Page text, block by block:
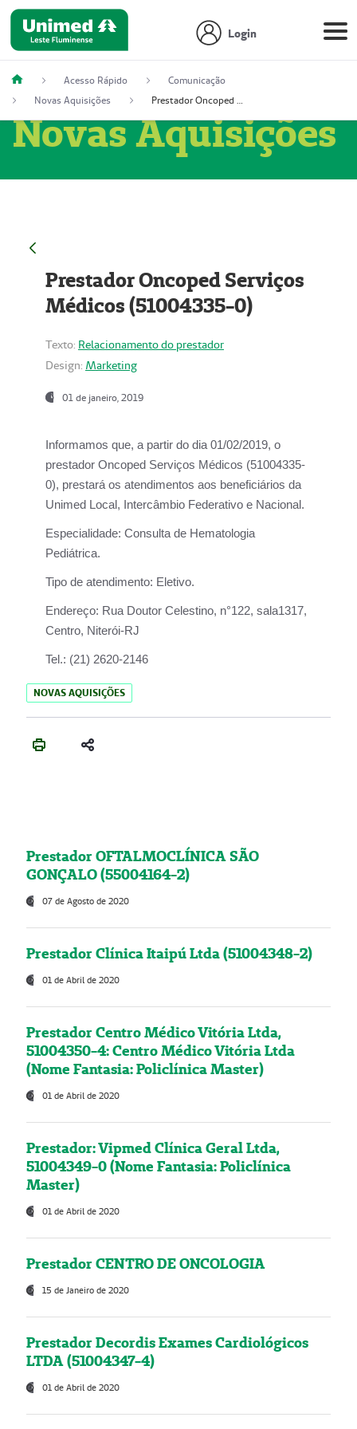
Login
Acesso Rápido
Comunicação
Novas Aquisições
Prestador Oncoped Serviços Médicos (51004335-0)
Novas Aquisições
Prestador Oncoped Serviços
Médicos (51004335-0)
Texto: Relacionamento do prestador
Design: Marketing
01 de janeiro, 2019
Informamos que, a partir do dia 01/02/2019, o
prestador Oncoped Serviços Médicos (51004335-
0), prestará os atendimentos aos beneficiários da
Unimed Local, Intercâmbio Federativo e Nacional.
Especialidade: Consulta de Hematologia
Pediátrica.
Tipo de atendimento: Eletivo.
Endereço: Rua Doutor Celestino, n°122, sala1317,
Centro, Niterói-RJ
Tel.: (21) 2620-2146
NOVAS AQUISIÇÕES
Prestador OFTALMOCLÍNICA SÃO
GONÇALO (55004164-2)
07 de Agosto de 2020
Prestador Clínica Itaipú Ltda (51004348-2)
01 de Abril de 2020
Prestador Centro Médico Vitória Ltda,
51004350-4: Centro Médico Vitória Ltda
(Nome Fantasia: Policlínica Master)
01 de Abril de 2020
Prestador: Vipmed Clínica Geral Ltda,
51004349-0 (Nome Fantasia: Policlínica
Master)
01 de Abril de 2020
Prestador CENTRO DE ONCOLOGIA
15 de Janeiro de 2020
Prestador Decordis Exames Cardiológicos
LTDA (51004347-4)
01 de Abril de 2020